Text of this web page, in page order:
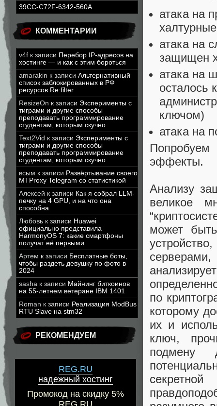
39CC-C72F-6342-560A
КОММЕНТАРИИ
v4f к записи Перебор IP-адресов на
хостинге — и как с этим бороться
amarakin к записи Альтернативный
список заблокированных в РФ
ресурсов Re:filter
ResizeOn к записи Эксперименты с
тиграми и другие способы
преподавать программирование
студентам, которым скучно
Text2Vid к записи Эксперименты с
тиграми и другие способы
преподавать программирование
студентам, которым скучно
всым к записи Развёртывание своего
MTProxy Telegram со статистикой
Алексей к записи Как я собрал LLM-
печку на 4 GPU, и на что она
способна
Любовь к записи Huawei
официально представила
HarmonyOS 7: какие смартфоны
получат её первыми
Артем к записи Бесплатные боты,
чтобы раздеть девушку по фото в
2024
sasha к записи Майнинг биткоинов
на 55-летнем ветеране IBM 1401
Roman к записи Реализация ModBus
RTU Slave на stm32
РЕКОМЕНДУЕМ
REG.RU
надежный хостинг
Промокод на скидку 5%
атака на
атака на
защищен
атака на
осталось
ключом)
атака на
эффекты.
Анализу
великое
может
по
которому
их и
ключ,
подмену